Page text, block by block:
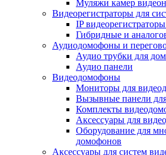
Муляжи камер
Видеорегистраторы для
IP
Гибридные и
Аудиодомофоны и
Аудио трубки для
Аудио панели
Видеодомофоны
Мониторы для
Вызывные панели
Комплекты
Аксессуары для
Оборудование для
домофонов
Аксессуары для систем